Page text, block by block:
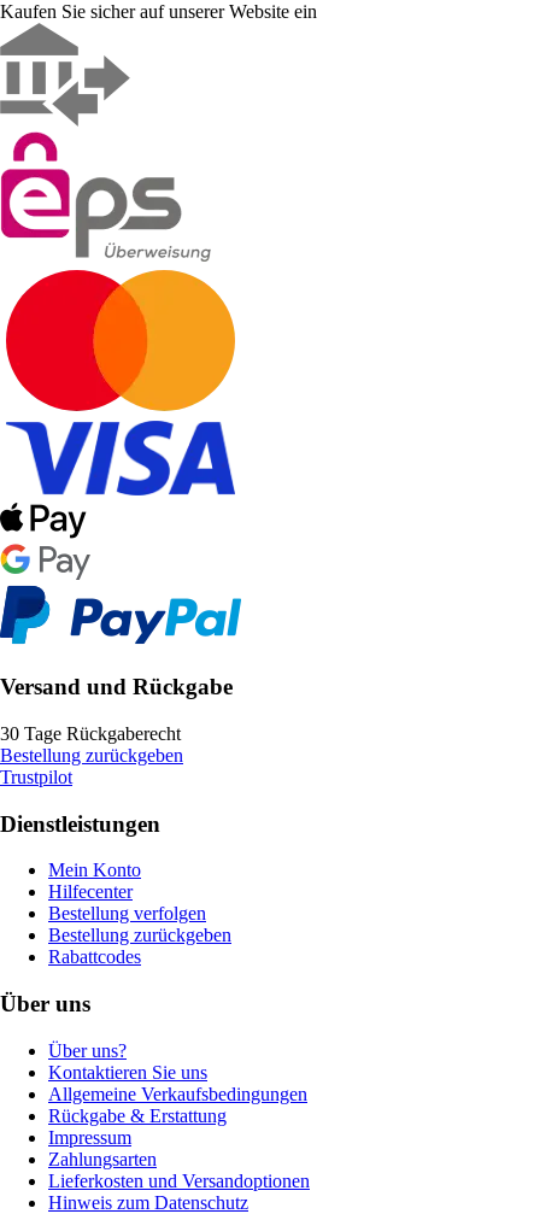
Kaufen Sie sicher auf unserer Website ein
Versand und Rückgabe
30 Tage Rückgaberecht
Bestellung zurückgeben
Trustpilot
Dienstleistungen
Mein Konto
Hilfecenter
Bestellung verfolgen
Bestellung zurückgeben
Rabattcodes
Über uns
Über uns?
Kontaktieren Sie uns
Allgemeine Verkaufsbedingungen
Rückgabe & Erstattung
Impressum
Zahlungsarten
Lieferkosten und Versandoptionen
Hinweis zum Datenschutz